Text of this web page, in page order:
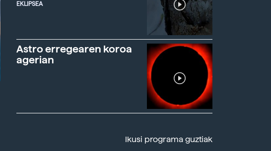
EKLIPSEA
Astro erregearen koroa
agerian
Ikusi programa guztiak